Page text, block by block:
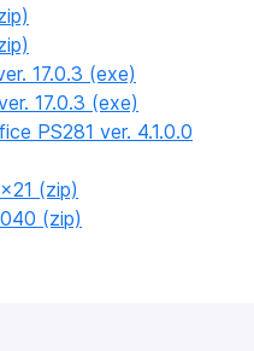
17.0.3 (exe)
17.0.3 (exe)
PS281 ver. 4.1.0.0
(zip)
(zip)